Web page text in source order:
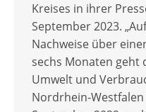
Kreises in ihrer
September 2023.
Nachweise über
sechs Monaten geht
Umwelt und
Nordrhein-